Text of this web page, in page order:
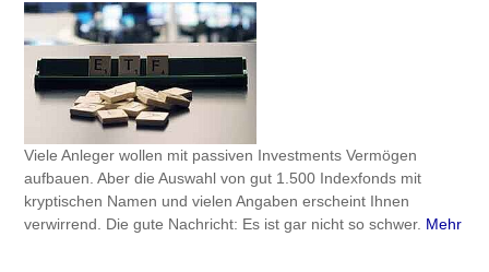
Viele Anleger wollen mit passiven Investments Vermögen
aufbauen. Aber die Auswahl von gut 1.500 Indexfonds mit
kryptischen Namen und vielen Angaben erscheint Ihnen
verwirrend. Die gute Nachricht: Es ist gar nicht so schwer. Mehr